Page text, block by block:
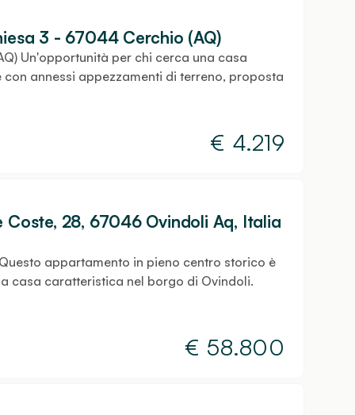
3 - 67044 Cerchio (AQ)
Un'opportunità per chi cerca una casa
annessi appezzamenti di terreno, proposta
€ 4.219
28, 67046 Ovindoli Aq, Italia
appartamento in pieno centro storico è
casa caratteristica nel borgo di Ovindoli.
€ 58.800